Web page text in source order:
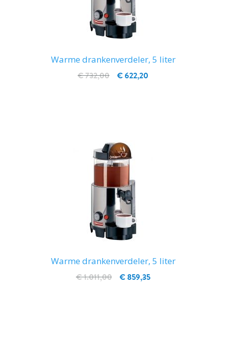
Warme drankenverdeler, 5 liter
€ 622,20
€ 732,00
Warme drankenverdeler, 5 liter
€ 859,35
€ 1.011,00